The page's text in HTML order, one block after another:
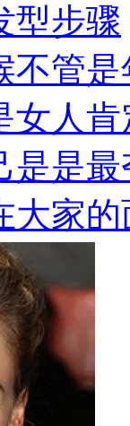
型步骤
不管
女人
是是
大家